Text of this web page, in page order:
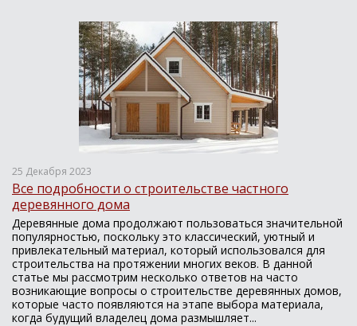
25 Декабря 2023
Все подробности о строительстве частного
деревянного дома
Деревянные дома продолжают пользоваться значительной
популярностью, поскольку это классический, уютный и
привлекательный материал, который использовался для
строительства на протяжении многих веков. В данной
статье мы рассмотрим несколько ответов на часто
возникающие вопросы о строительстве деревянных домов,
которые часто появляются на этапе выбора материала,
когда будущий владелец дома размышляет...